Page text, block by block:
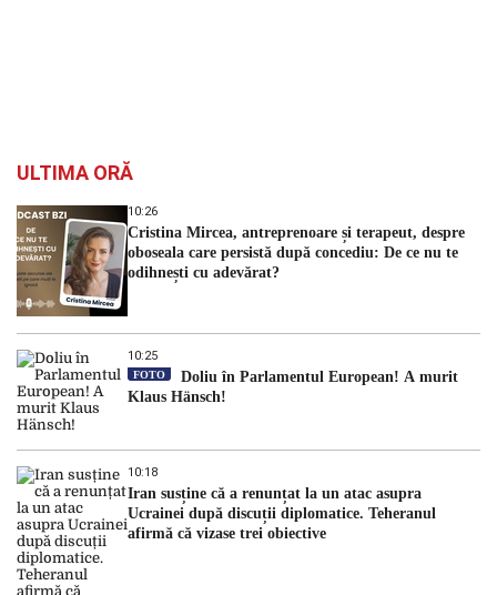
ULTIMA ORĂ
10:26
Cristina Mircea, antreprenoare și terapeut, despre
oboseala care persistă după concediu: De ce nu te
odihnești cu adevărat?
10:25
FOTO
Doliu în Parlamentul European! A murit
Klaus Hänsch!
10:18
Iran susține că a renunțat la un atac asupra
Ucrainei după discuții diplomatice. Teheranul
afirmă că vizase trei obiective